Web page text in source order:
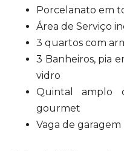
Porcelanato em
Área de Serviço
3 quartos com
3 Banheiros, pia
vidro
Quintal amplo
gourmet
Vaga de garagem